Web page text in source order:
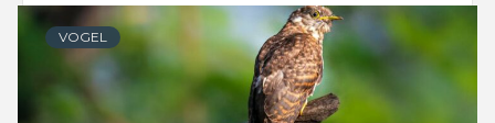
VOGEL